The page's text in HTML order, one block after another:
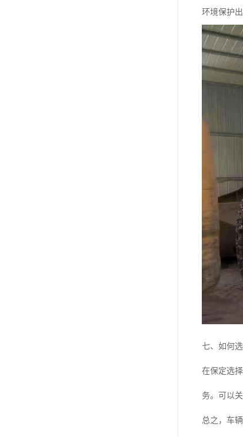
环境保护出
七、如何
在保定选
务。可以
总之，车